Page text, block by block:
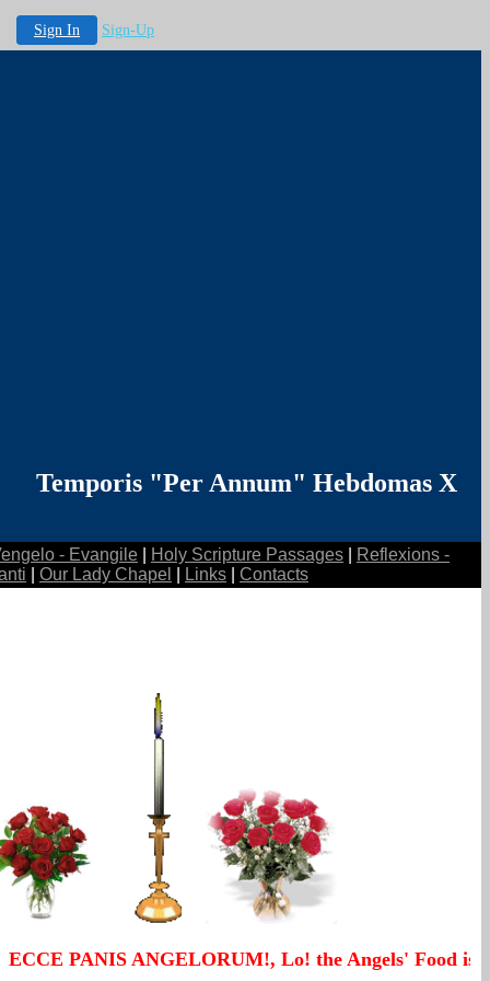
Sign In Sign-Up
Temporis "Per Annum" Hebdomas X
- Evangile Holy Scripture Passages
Reflexions -
Our Lady Chapel Links Contacts
ANGELORUM!, Lo! the Angels' Food is given!, -